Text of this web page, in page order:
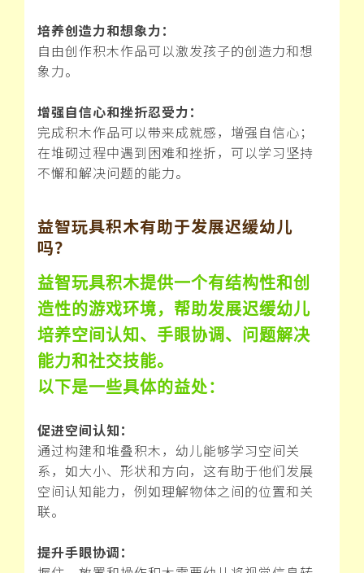
培养创造力和想象力：
自由创作积木作品可以激发孩子的创造力和想
象力。
增强自信心和挫折忍受力：
完成积木作品可以带来成就感，增强自信心；
在堆砌过程中遇到困难和挫折，可以学习坚持
不懈和解决问题的能力。
益智玩具积木有助于发展迟缓幼儿
吗？
益智玩具积木提供一个有结构性和创
造性的游戏环境，帮助发展迟缓幼儿
培养空间认知、手眼协调、问题解决
能力和社交技能。
以下是一些具体的益处：
促进空间认知：
通过构建和堆叠积木，幼儿能够学习空间关
系，如大小、形状和方向，这有助于他们发展
空间认知能力，例如理解物体之间的位置和关
联。
提升手眼协调：